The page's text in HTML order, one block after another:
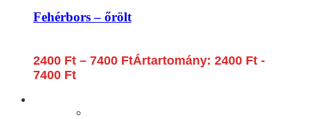
Fehérbors – őrölt
2400 Ft – 7400 FtÁrtartomány: 2400 Ft -
7400 Ft